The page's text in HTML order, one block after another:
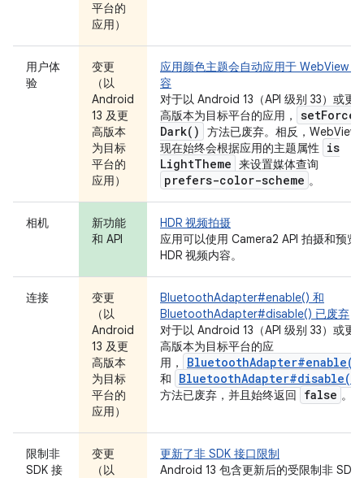
平台的
应用）
用户体
验
变更
（以
Android
13 及更
高版本
为目标
平台的
应用）
应用颜色主题会自动应用于 WebView 内
容
对于以 Android 13（API 级别 33）或更
高版本为目标平台的应用，
setForce
Dark( )
方法已废弃。相反，WebView
现在始终会根据应用的主题属性
is
LightTheme 来设置媒体查询
prefers-color-scheme 。
相机
新功能
和 API
HDR 视频拍摄
应用可以使用 Camera2 API 拍摄和预览
HDR 视频内容。
连接
变更
（以
Android
13 及更
高版本
为目标
平台的
应用）
BluetoothAdapter#enable() 和
BluetoothAdapter#disable() 已废弃
对于以 Android 13（API 级别 33）或更
高版本为目标平台的应
用，
BluetoothAdapter#enable()
和 BluetoothAdapter#disable()
方法已废弃，并且始终返回 false 。
限制非
SDK 接
变更
（以
更新了非 SDK 接口限制
Android 13 包含更新后的受限制非 SDK